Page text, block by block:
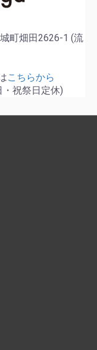
町畑田2626-1 (流
こちらから
・祝祭日定休)